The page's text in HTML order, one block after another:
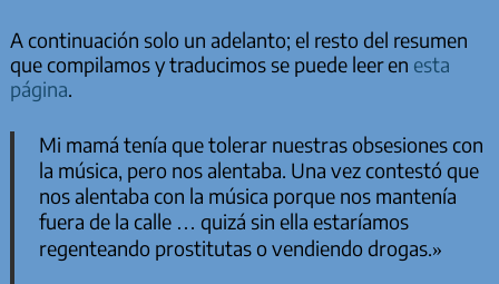
A continuación solo un adelanto; el resto del resumen
que compilamos y traducimos se puede leer en esta
página.
Mi mamá tenía que tolerar nuestras obsesiones con
la música, pero nos alentaba. Una vez contestó que
nos alentaba con la música porque nos mantenía
fuera de la calle … quizá sin ella estaríamos
regenteando prostitutas o vendiendo drogas.»